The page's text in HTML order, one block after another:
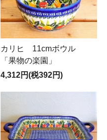
カリヒ 11cmボウル
「果物の楽園」
4,312円(税392円)